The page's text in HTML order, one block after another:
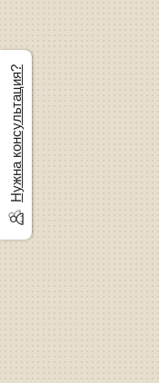
Нужна консультация?